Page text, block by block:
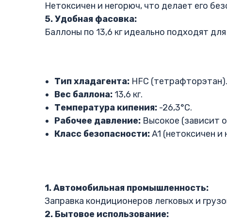
Нетоксичен и негорюч, что делает его
5. Удобная фасовка:
Баллоны по 13,6 кг идеально подходят
Тип хладагента: HFC (тетрафторэтан).
Вес баллона: 13,6 кг.
Температура кипения: -26,3°C.
Рабочее давление: Высокое (зависит
Класс безопасности:A1 (нетоксичен и
1. Автомобильная промышленность:
Заправка кондиционеров легковых и
2. Бытовое использование: